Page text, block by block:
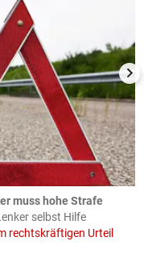
muss hohe Strafe
selbst Hilfe
rechtskräftigen Urteil